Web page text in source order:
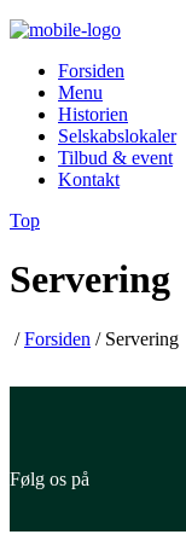
Forsiden
Menu
Historien
Selskabslokaler
Tilbud & event
Kontakt
Top
Servering
/Forsiden / Servering
Følg os på